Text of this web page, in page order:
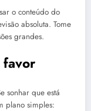
o conteúdo do
absoluta. Tome
grandes.
favor
sonhar que está
plano simples: